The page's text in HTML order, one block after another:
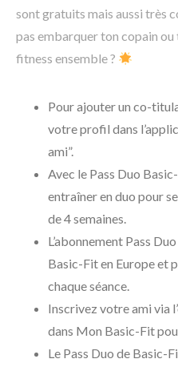
sont gratuits mais aussi très
pas embarquer ton copain
fitness ensemble ?
Pour ajouter un co-
votre profil dans
ami”.
Avec le Pass Duo
entraîner en duo pour
de 4 semaines.
L’abonnement Pass
Basic-Fit en Europe et
chaque séance.
Inscrivez votre ami via
dans Mon Basic-Fit
Le Pass Duo de Basic-